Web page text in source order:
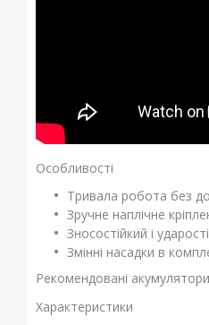
Особливості
Тривала робота без
Зручне наплічне
Зносостійкий і
Змінні насадки в
Рекомендовані
Характеристики